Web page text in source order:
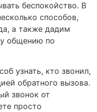
беспокойство. В
способов,
а также дадим
общению по
узнать, кто звонил,
обратного вызова.
звонок от
просто